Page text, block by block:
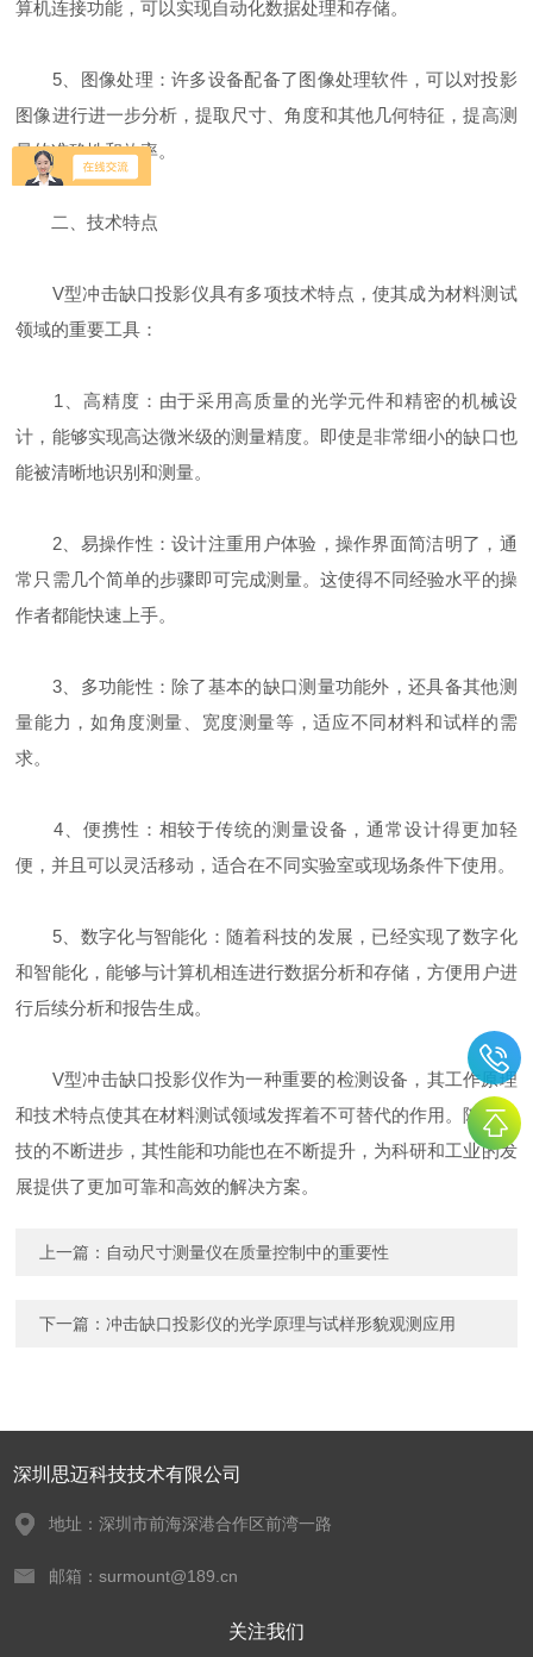
算机连接功能，可以实现自动化数据处理和存储。
5、图像处理：许多设备配备了图像处理软件，可以对投影
图像进行进一步分析，提取尺寸、角度和其他几何特征，提高测
量的准确性和效率。
二、技术特点
V型冲击缺口投影仪具有多项技术特点，使其成为材料测试
领域的重要工具：
1、高精度：由于采用高质量的光学元件和精密的机械设
计，能够实现高达微米级的测量精度。即使是非常细小的缺口也
能被清晰地识别和测量。
2、易操作性：设计注重用户体验，操作界面简洁明了，通
常只需几个简单的步骤即可完成测量。这使得不同经验水平的操
作者都能快速上手。
3、多功能性：除了基本的缺口测量功能外，还具备其他测
量能力，如角度测量、宽度测量等，适应不同材料和试样的需
求。
4、便携性：相较于传统的测量设备，通常设计得更加轻
便，并且可以灵活移动，适合在不同实验室或现场条件下使用。
5、数字化与智能化：随着科技的发展，已经实现了数字化
和智能化，能够与计算机相连进行数据分析和存储，方便用户进
行后续分析和报告生成。
V型冲击缺口投影仪作为一种重要的检测设备，其工作原理
和技术特点使其在材料测试领域发挥着不可替代的作用。随着科
技的不断进步，其性能和功能也在不断提升，为科研和工业的发
展提供了更加可靠和高效的解决方案。
上一篇： 自动尺寸测量仪在质量控制中的重要性
下一篇：冲击缺口投影仪的光学原理与试样形貌观测应用
深圳思迈科技技术有限公司
地址：深圳市前海深港合作区前湾一路
邮箱：surmount@189.cn
关注我们